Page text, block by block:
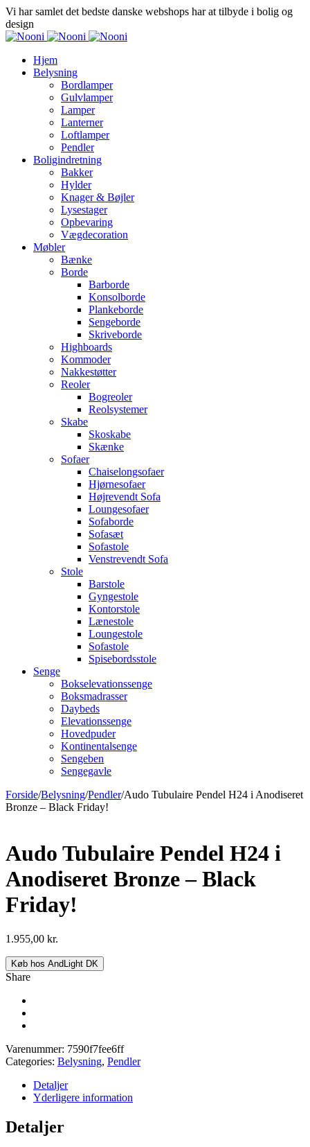
Vi har samlet det bedste danske webshops har at tilbyde i bolig og
design
Hjem
Belysning
Bordlamper
Gulvlamper
Lamper
Lanterner
Loftlamper
Pendler
Boligindretning
Bakker
Hylder
Knager & Bøjler
Lysestager
Opbevaring
Vægdecoration
Møbler
Bænke
Borde
Barborde
Konsolborde
Plankeborde
Sengeborde
Skriveborde
Highboards
Kommoder
Nakkestøtter
Reoler
Bogreoler
Reolsystemer
Skabe
Skoskabe
Skænke
Sofaer
Chaiselongsofaer
Hjørnesofaer
Højrevendt Sofa
Loungesofaer
Sofaborde
Sofasæt
Sofastole
Venstrevendt Sofa
Stole
Barstole
Gyngestole
Kontorstole
Lænestole
Loungestole
Sofastole
Spisebordsstole
Senge
Bokselevationssenge
Boksmadrasser
Daybeds
Elevationssenge
Hovedpuder
Kontinentalsenge
Sengeben
Sengegavle
Forside/Belysning/Pendler/Audo Tubulaire Pendel H24 i Anodiseret
Bronze – Black Friday!
Audo Tubulaire Pendel H24 i
Anodiseret Bronze – Black
Friday!
1.955,00 kr.
Køb hos AndLight DK
Share
Varenummer: 7590f7fee6ff
Categories: Belysning, Pendler
Detaljer
Yderligere information
Detaljer